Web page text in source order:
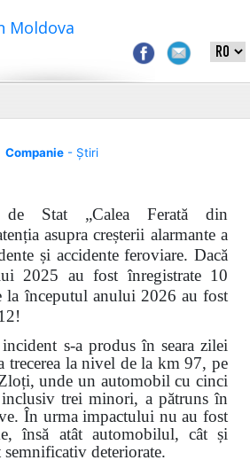
Moldova
Companie- Știri
de Stat „Calea Ferată din
asupra creșterii alarmante a
și accidente feroviare. Dacă
2025 au fost înregistrate 10
la începutul anului 2026 au fost
s-a produs în seara zilei
trecerea la nivel de la km 97, pe
unde un automobil cu cinci
trei minori, a pătruns în
În urma impactului nu au fost
însă atât automobilul, cât și
deteriorate.